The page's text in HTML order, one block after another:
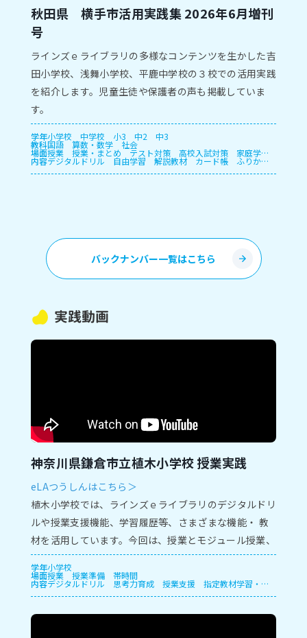
秋田県 横手市活用実践集 2026年6月増刊
号
ラインズｅライブラリの多様なコンテンツを生かした吉
田小学校、浅舞小学校、平鹿中学校の３校での活用実践
を紹介します。児童生徒や保護者の声も掲載していま
す。
学年小学校 中学校 小3 中2 中3
教科国語 算数・数学 社会
場面授業 授業・まとめ テスト対策 高校入試対策 家庭学
習・宿題 長期休暇
内容デジタルドリル 自由学習 解説教材 カード帳 ふりかえ
り プリント 授業支援 確認テスト 自動個別課題
教材学習・一斉学習
バックナンバー一覧はこちら
実践動画
神奈川県鎌倉市立植木小学校 授業実践
eLAつうしんはこちら＞
植⽊⼩学校では、ラインズｅライブラリのデジタルドリ
ルや授業⽀援機能、学習履歴等、さまざまな機能・ 教
材を活⽤しています。今回は、授業とモジュール授業、
保護者⾯談での実践をご紹介します。
学年小学校
場面授業 授業準備 帯時間
内容デジタルドリル 思考力育成 授業支援 指定教材学習・一
斉学習